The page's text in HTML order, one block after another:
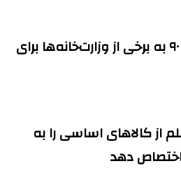
تکالیف کمیسیون اصل ۹۰ به برخی از وزارت‌خانه‌ها برای
دولت ۱۵ قلم از کالاهای اساسی را به
دهد